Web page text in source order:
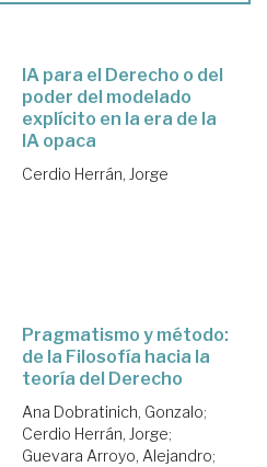
IA para el Derecho o del
poder del modelado
explícito en la era de la
IA opaca
Cerdio Herrán, Jorge
Pragmatismo y método:
de la Filosofía hacia la
teoría del Derecho
Ana Dobratinich, Gonzalo;
Cerdio Herrán, Jorge;
Guevara Arroyo, Alejandro;